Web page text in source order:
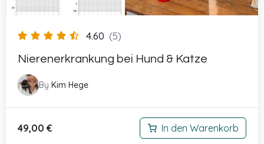
4.60 (5)
Nierenerkrankung bei Hund & Katze
By Kim Hege
49,00 € In den Warenkorb